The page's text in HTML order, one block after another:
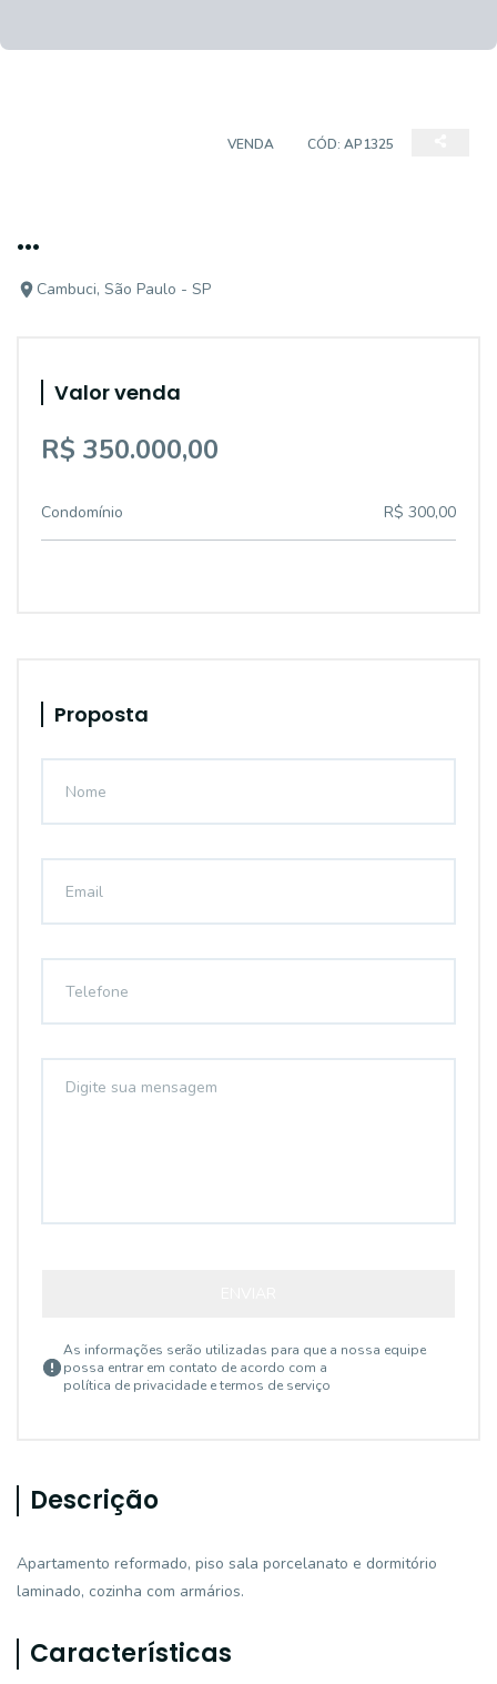
VENDA CÓD: AP1325
...
Cambuci, São Paulo - SP
Valor venda
R$ 350.000,00
Condomínio R$ 300,00
Proposta
As informações serão utilizadas para que a nossa equipe
possa entrar em contato de acordo com a
política de privacidade e termos de serviço
Descrição
Apartamento reformado, piso sala porcelanato e dormitório
laminado, cozinha com armários.
Características